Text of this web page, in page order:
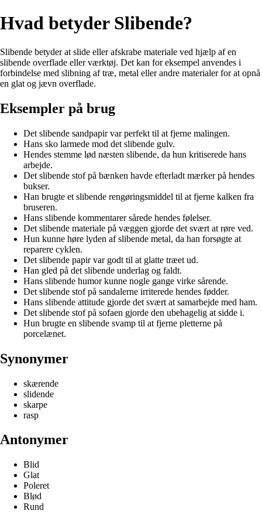
Hvad betyder Slibende?
Slibende betyder at slide eller afskrabe materiale ved hjælp af en
slibende overflade eller værktøj. Det kan for eksempel anvendes i
forbindelse med slibning af træ, metal eller andre materialer for at opnå
en glat og jævn overflade.
Eksempler på brug
Det slibende sandpapir var perfekt til at fjerne malingen.
Hans sko larmede mod det slibende gulv.
Hendes stemme lød næsten slibende, da hun kritiserede hans
arbejde.
Det slibende stof på bænken havde efterladt mærker på hendes
bukser.
Han brugte et slibende rengøringsmiddel til at fjerne kalken fra
bruseren.
Hans slibende kommentarer sårede hendes følelser.
Det slibende materiale på væggen gjorde det svært at røre ved.
Hun kunne høre lyden af slibende metal, da han forsøgte at
reparere cyklen.
Det slibende papir var godt til at glatte træet ud.
Han gled på det slibende underlag og faldt.
Hans slibende humor kunne nogle gange virke sårende.
Det slibende stof på sandalerne irriterede hendes fødder.
Hans slibende attitude gjorde det svært at samarbejde med ham.
Det slibende stof på sofaen gjorde den ubehagelig at sidde i.
Hun brugte en slibende svamp til at fjerne pletterne på
porcelænet.
Synonymer
skærende
slidende
skarpe
rasp
Antonymer
Blid
Glat
Poleret
Blød
Rund